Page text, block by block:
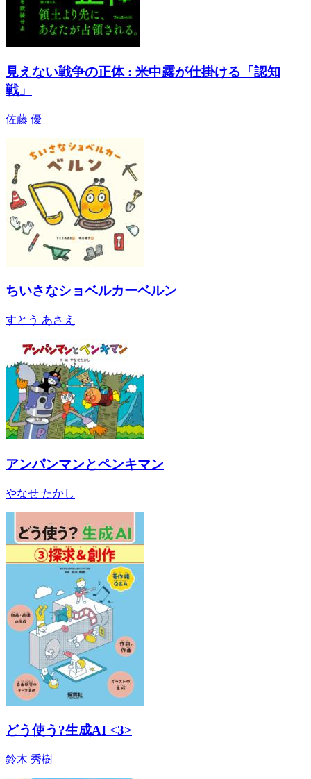
見えない戦争の正体 : 米中露が仕掛ける「認知
戦」
佐藤 優
ちいさなショベルカーベルン
すとう あさえ
アンパンマンとペンキマン
やなせ たかし
どう使う?生成AI <3>
鈴木 秀樹